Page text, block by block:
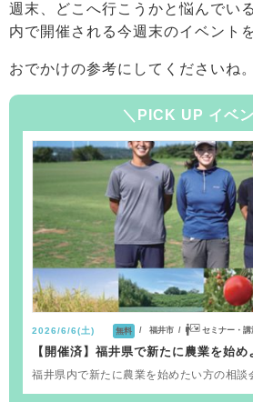
週末、どこへ行こうかと悩んでい
内で開催される今週末のイベント
おでかけの参考にしてくださいね。
＼PICK UP イベ
2026/6/6(土) 無料 福井市 セミナー・講
【開催済】福井県で新たに農業を始め
福井県内で新たに農業を始めたい方の相談